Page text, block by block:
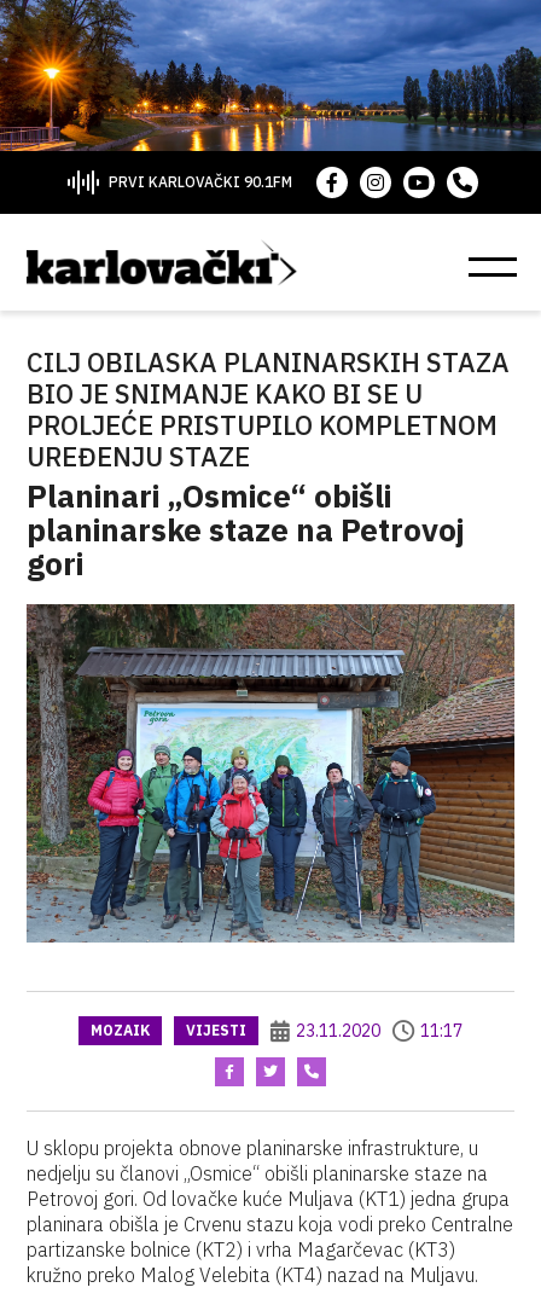
PRVI KARLOVAČKI 90.1FM
CILJ OBILASKA PLANINARSKIH STAZA
BIO JE SNIMANJE KAKO BI SE U
PROLJEĆE PRISTUPILO KOMPLETNOM
UREĐENJU STAZE
Planinari „Osmice“ obišli
planinarske staze na Petrovoj
gori
MOZAIK VIJESTI 23.11.2020 11:17
U sklopu projekta obnove planinarske infrastrukture, u
nedjelju su članovi „Osmice“ obišli planinarske staze na
Petrovoj gori. Od lovačke kuće Muljava (KT1) jedna grupa
planinara obišla je Crvenu stazu koja vodi preko Centralne
partizanske bolnice (KT2) i vrha Magarčevac (KT3)
kružno preko Malog Velebita (KT4) nazad na Muljavu.